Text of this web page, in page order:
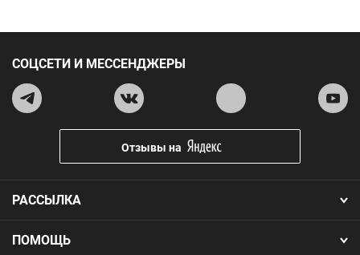
ПОМОЩЬ
РАССЫЛКА
СОЦСЕТИ И МЕССЕНДЖЕРЫ
Отзывы на